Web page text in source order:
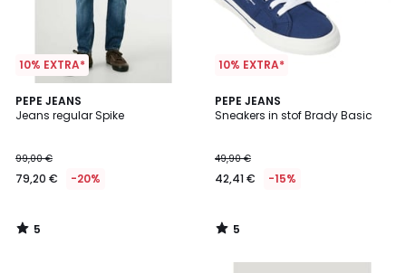
10% EXTRA*
PEPE JEANS
Jeans regular Spike
99,00 €
79,20 € -20%
5
/
5
/
10% EXTRA*
PEPE JEANS
Sneakers in stof Brady Basic
49,90 €
42,41 € -15%
5
/
5
/